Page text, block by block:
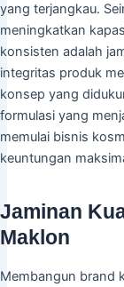
yang terjangkau.
meningkatkan
konsisten adalah
integritas produk
konsep yang
formulasi yang
memulai bisnis
keuntungan
Jaminan
Maklon
Membangun brand